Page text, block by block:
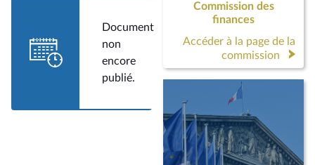
Document
non
encore
publié.
Commission des
finances
Accéder à la page de la
commission